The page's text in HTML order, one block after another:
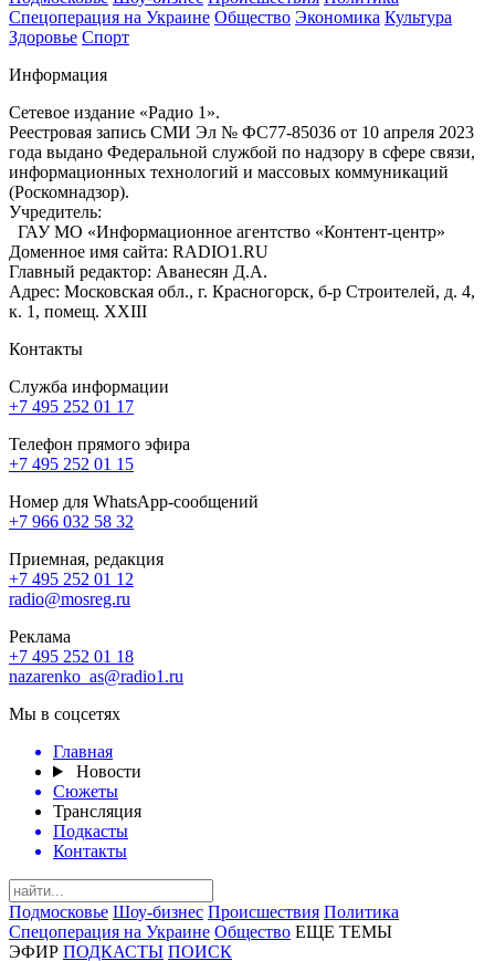
Спецоперация на Украине Общество Экономика Культура
Здоровье Спорт
Информация
Сетевое издание «Радио 1».
Реестровая запись СМИ Эл № ФС77-85036 от 10 апреля 2023
года выдано Федеральной службой по надзору в сфере связи,
информационных технологий и массовых коммуникаций
(Роскомнадзор).
Учредитель:
ГАУ МО «Информационное агентство «Контент-центр»
Доменное имя сайта: RADIO1.RU
Главный редактор: Аванесян Д.А.
Адрес: Московская обл., г. Красногорск, б-р Строителей, д. 4,
к. 1, помещ. XXIII
Контакты
Служба информации
+7 495 252 01 17
Телефон прямого эфира
+7 495 252 01 15
Номер для WhatsApp-сообщений
+7 966 032 58 32
Приемная, редакция
+7 495 252 01 12
radio@mosreg.ru
Реклама
+7 495 252 01 18
nazarenko_as@radio1.ru
Мы в соцсетях
Главная
Новости
Сюжеты
Трансляция
Подкасты
Контакты
Подмосковье Шоу-бизнес Происшествия Политика
Спецоперация на Украине Общество ЕЩЕ ТЕМЫ
ЭФИР ПОДКАСТЫ ПОИСК